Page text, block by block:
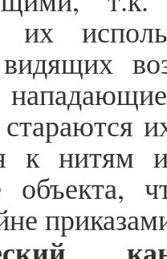
их
к нитям